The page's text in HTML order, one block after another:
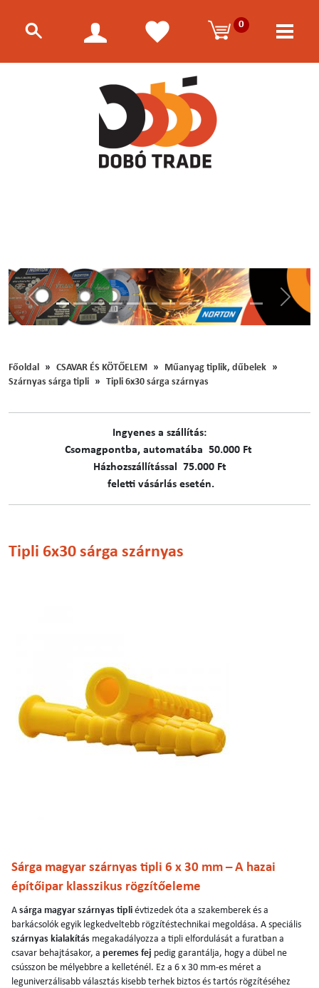
0
Előző
Főoldal CSAVAR ÉS KÖTŐELEM
Műanyag tiplik, dűbelek
Szárnyas sárga tipli
Tipli 6x30 sárga szárnyas
Ingyenes a szállítás:
C​​​somagpontba, automatába 50.000 Ft
Házhozszállítással 75.000 Ft
feletti vásárlás esetén.
Tipli 6x30 sárga szárnyas
Sárga magyar szárnyas tipli 6 x 30 mm – A hazai
építőipar klasszikus rögzítőeleme
A sárga magyar szárnyas tipli évtizedek óta a szakemberek és a
barkácsolók egyik legkedveltebb rögzítéstechnikai megoldása. A speciális
szárnyas kialakítás megakadályozza a tipli elfordulását a furatban a
csavar behajtásakor, a peremes fej pedig garantálja, hogy a dübel ne
csússzon be mélyebbre a kelleténél. Ez a 6 x 30 mm-es méret a
leguniverzálisabb választás kisebb terhek biztos és tartós rögzítéséhez